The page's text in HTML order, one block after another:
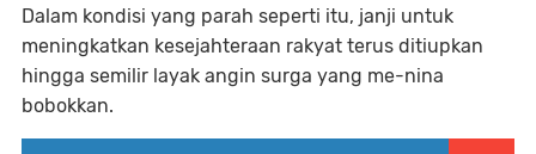
Dalam kondisi yang parah seperti itu, janji untuk
meningkatkan kesejahteraan rakyat terus ditiupkan
hingga semilir layak angin surga yang me-nina
bobokkan.